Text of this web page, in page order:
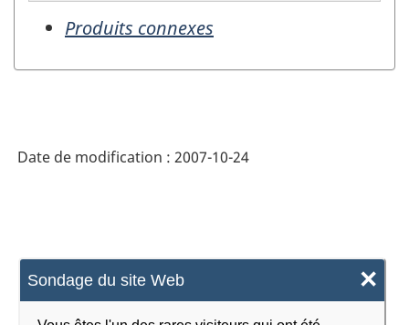
Sondage du site Web ×
Produits connexes
Date de modification : 2007-10-24